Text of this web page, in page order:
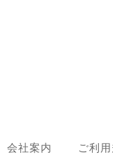
会社案内 ご利